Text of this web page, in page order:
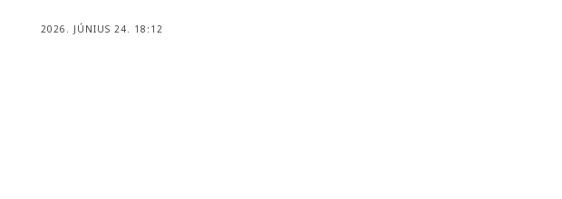
2026. JÚNIUS 24. 18:12